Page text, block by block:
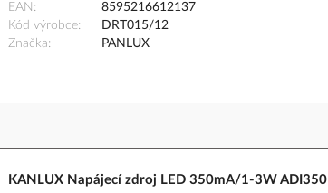
EAN
8595216612137
Kód výrobce
DRT015/12
Značka
PANLUX
KANLUX Napájecí zdroj LED 350mA/1-3W ADI350